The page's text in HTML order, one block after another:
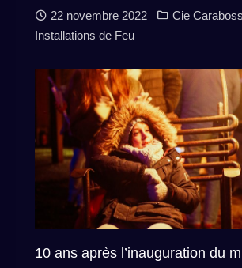
22 novembre 2022 Cie
Installations de Feu
10 ans après l’inauguration du